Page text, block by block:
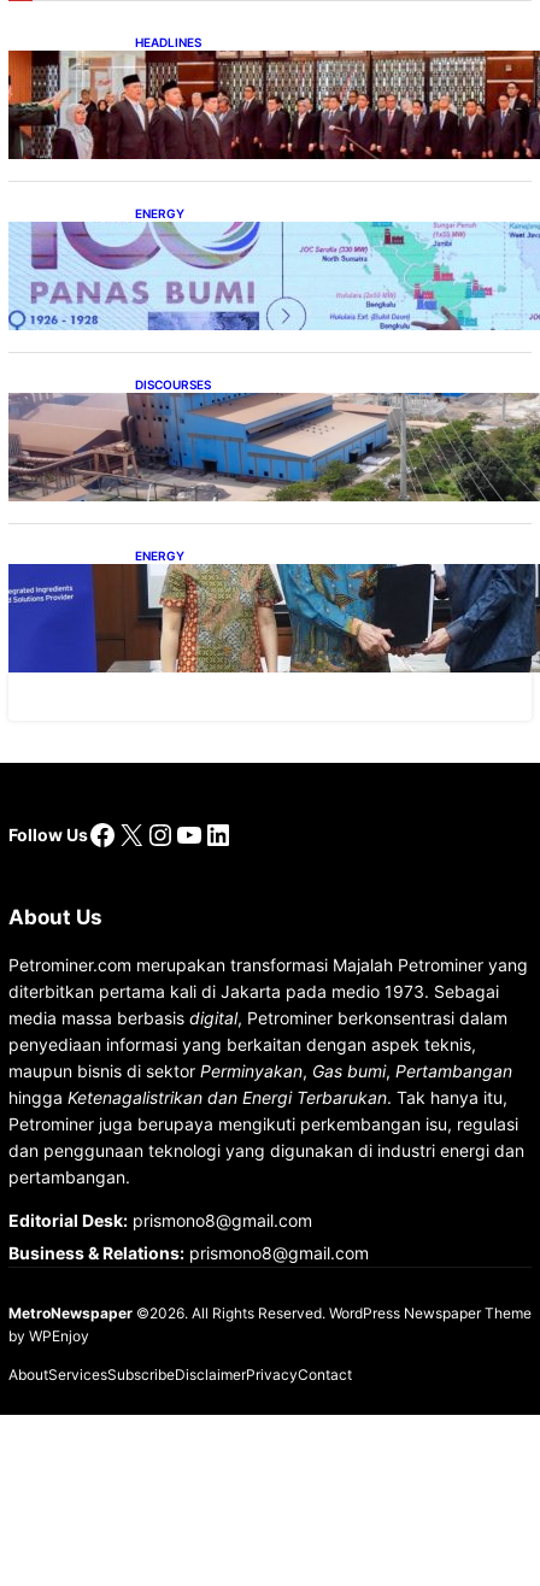
HEADLINES
Lana Saria Dilantik Sebagai Kepala Badan
Geologi
ENERGY
Momentum 100 Tahun Panas Bumi untuk
Akselerasi Pertumbuhan
DISCOURSES
Manfaat Hilirisasi Belum Merata, Pemerintah
Perlu Kaji Ulang Skema DBH
ENERGY
Dukung Operasional, Lautan Luas Perkuat
Implementasi Solusi Energi Terbarukan
Follow UsFacebook
X Instagram
YouTube
LinkedIn
About Us
Petrominer.com merupakan transformasi Majalah Petrominer yang
diterbitkan pertama kali di Jakarta pada medio 1973. Sebagai
media massa berbasis digital, Petrominer berkonsentrasi dalam
penyediaan informasi yang berkaitan dengan aspek teknis,
maupun bisnis di sektor Perminyakan, Gas bumi, Pertambangan
hingga Ketenagalistrikan dan Energi Terbarukan. Tak hanya itu,
Petrominer juga berupaya mengikuti perkembangan isu, regulasi
dan penggunaan teknologi yang digunakan di industri energi dan
pertambangan.
Editorial Desk:prismono8@gmail.com
Business & Relations:prismono8@gmail.com
MetroNewspaper©2026. All Rights Reserved. WordPress Newspaper Theme
by WPEnjoy
AboutServicesSubscribeDisclaimerPrivacyContact